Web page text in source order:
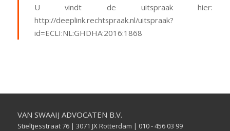
U vindt de uitspraak hier:
http://deeplink.rechtspraak.nl/uitspraak?
id=ECLI:NL:GHDHA:2016:1868
VAN SWAAIJ ADVOCATEN B.V.
Stieltjesstraat 76 | 3071 JX Rotterdam | 010 - 456 03 99